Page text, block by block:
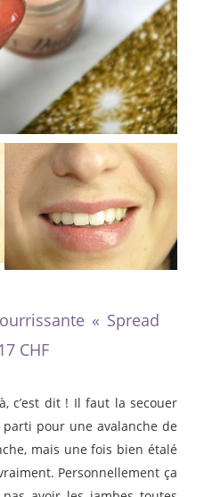
« Spread
CHF
c’est dit ! Il faut la secouer
parti pour une avalanche de
mais une fois bien étalé
Personnellement ça